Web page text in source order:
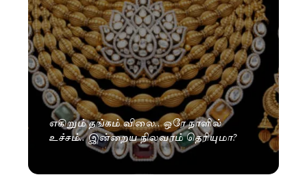
எகிறும் தங்கம் விலை.. ஒரே நாளில்
உச்சம்.. இன்றைய நிலவரம் தெரியுமா?